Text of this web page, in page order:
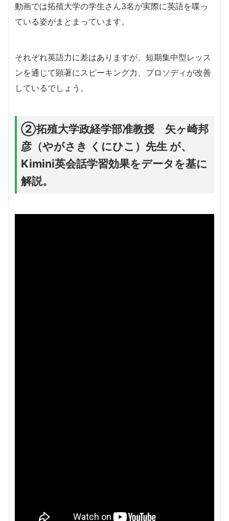
動画では拓殖大学の学生さん3名が実際に英語を喋っ
ている姿がまとまっています。
それぞれ英語力に差はありますが、短期集中型レッス
ンを通じて顕著にスピーキング力、プロソディが改善
しているでしょう。
②拓殖大学政経学部准教授 矢ヶ崎邦
彦（やがさき くにひこ）先生 が、
Kimini英会話学習効果をデータを基に
解説。